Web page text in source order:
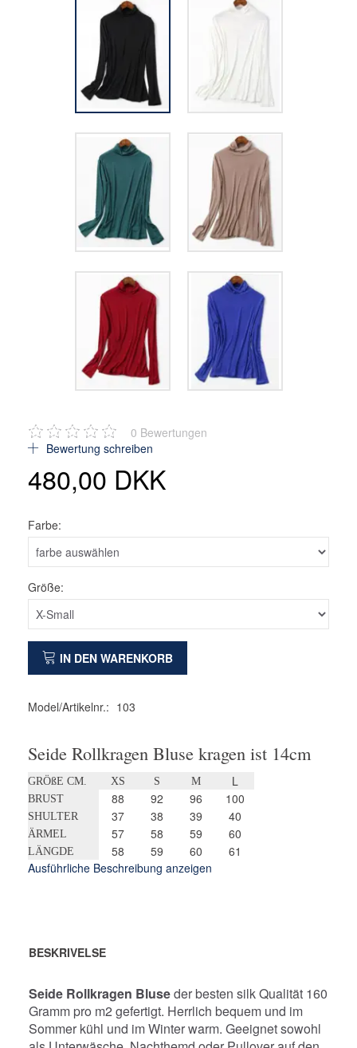
0 Bewertungen
Bewertung schreiben
480,00 DKK
Farbe:
Größe:
IN DEN WARENKORB
Model/Artikelnr.: 103
Seide Rollkragen Bluse kragen ist 14cm
GRÖßE CM. XS S M L
BRUST 88 92 96 100
SHULTER 37 38 39 40
ÄRMEL 57 58 59 60
LÄNGDE 58 59 60
61
Ausführliche Beschreibung anzeigen
BESKRIVELSE
Seide Rollkragen Bluseder besten silk Qualität 160
Gramm pro m2 gefertigt. Herrlich bequem und im
Sommer kühl und im Winter warm. Geeignet sowohl